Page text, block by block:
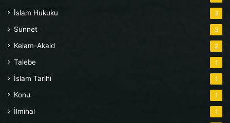
İslam Hukuku 3
Sünnet 3
Kelam-Akaid 2
Talebe 1
İslam Tarihi 1
Konu 1
İlmihal 1